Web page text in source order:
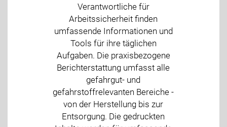
Verantwortliche für
Arbeitssicherheit finden
umfassende Informationen und
Tools für ihre täglichen
Aufgaben. Die praxisbezogene
Berichterstattung umfasst alle
gefahrgut- und
gefahrstoffrelevanten Bereiche -
von der Herstellung bis zur
Entsorgung. Die gedruckten